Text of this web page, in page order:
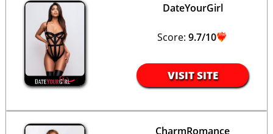
DateYourGirl
Score: 9.7/10
VISIT SITE
CharmRomance